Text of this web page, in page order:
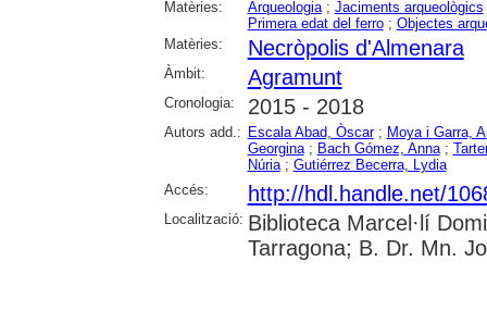
Matèries: Arqueologia; Jaciments arqueològics
Primera edat del ferro; Objectes
Matèries:
Necròpolis d'Almenara
Àmbit: Agramunt
Cronologia: 2015 - 2018
Autors add.: Escala Abad, Òscar; Moya i Garra,
Georgina; Bach Gómez, Anna;
Núria; Gutiérrez Becerra, Lydia
Accés:
http://hdl.handle.net/
Localització: Biblioteca Marcel·lí
Tarragona; B. Dr. Mn.